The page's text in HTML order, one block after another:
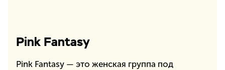
Pink Fantasy
Pink Fantasy — это женская группа под